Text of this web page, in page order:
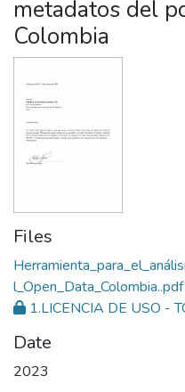
metadatos del
Colombia
Files
l_Open_Data_Colombia..pdf
1.LICENCIA DE USO -
Date
2023